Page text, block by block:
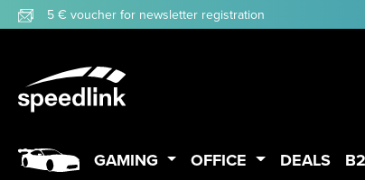
to main content
Skip to search
Skip to main navigation
5 € voucher for newsletter registration
GAMING OFFICE DEALS